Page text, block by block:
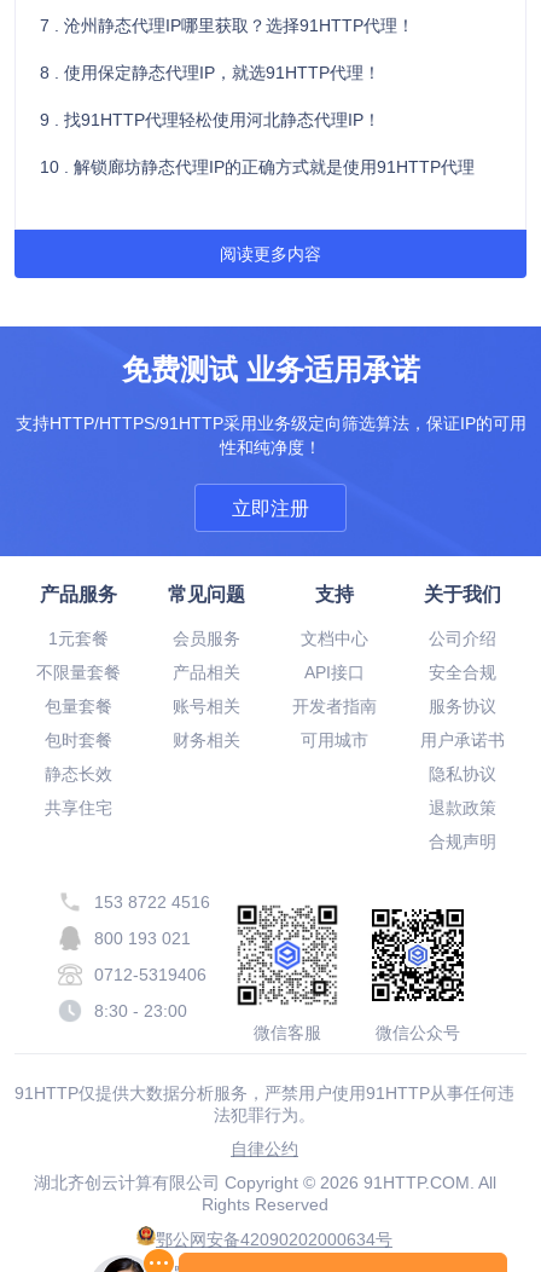
7 . 沧州静态代理IP哪里获取？选择91HTTP代理！
8 . 使用保定静态代理IP，就选91HTTP代理！
9 . 找91HTTP代理轻松使用河北静态代理IP！
10 . 解锁廊坊静态代理IP的正确方式就是使用91HTTP代理
阅读更多内容
免费测试 业务适用承诺
支持HTTP/HTTPS/91HTTP采用业务级定向筛选算法，保证IP的可用
性和纯净度！
立即注册
产品服务
1元套餐
不限量套餐
包量套餐
包时套餐
静态长效
共享住宅
常见问题
会员服务
产品相关
账号相关
财务相关
支持
文档中心
API接口
开发者指南
可用城市
关于我们
公司介绍
安全合规
服务协议
用户承诺书
隐私协议
退款政策
合规声明
153 8722 4516
800 193 021
0712-5319406
8:30 - 23:00
微信客服
微信公众号
91HTTP仅提供大数据分析服务，严禁用户使用91HTTP从事任何违
法犯罪行为。
自律公约
湖北齐创云计算有限公司 Copyright © 2026 91HTTP.COM. All
Rights Reserved
鄂公网安备42090202000634号